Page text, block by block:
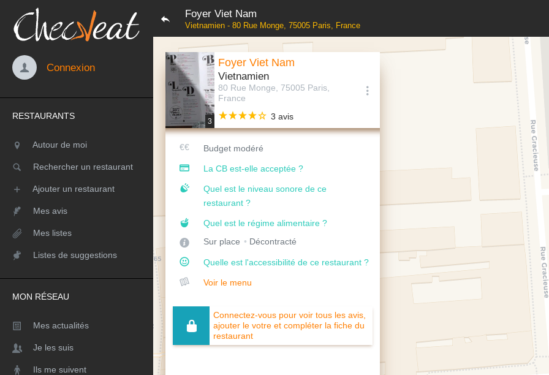
Foyer Viet Nam
Vietnamien - 80 Rue Monge, 75005 Paris, France
Connexion
RESTAURANTS
Autour de moi
Rechercher un restaurant
Ajouter un restaurant
Mes avis
Mes listes
Listes de suggestions
MON RÉSEAU
Mes actualités
Je les suis
Ils me suivent
3
Foyer Viet Nam
Vietnamien
80 Rue Monge, 75005 Paris,
France
3 avis
Budget modéré
La CB est-elle acceptée ?
Quel est le niveau sonore de ce
restaurant ?
Quel est le régime alimentaire ?
Sur place
Décontracté
Quelle est l'accessibilité de ce restaurant ?
Voir le menu
Connectez-vous pour voir tous les avis,
ajouter le votre et compléter la fiche du
restaurant